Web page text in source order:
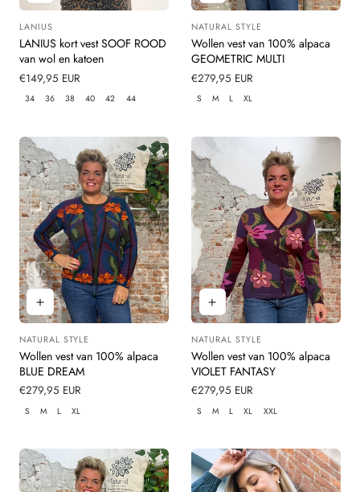
Leverancier:
LANIUS
LANIUS kort vest SOOF ROOD
van wol en katoen
Normale
prijs
€149,95 EUR
34 36 38 40 42 44
Leverancier:
NATURAL STYLE
Wollen vest van 100% alpaca
GEOMETRIC MULTI
Normale
prijs
€279,95 EUR
S M L XL
Leverancier:
NATURAL STYLE
Wollen vest van 100% alpaca
BLUE DREAM
Normale
prijs
€279,95 EUR
S M L XL
Leverancier:
NATURAL STYLE
Wollen vest van 100% alpaca
VIOLET FANTASY
Normale
prijs
€279,95 EUR
S M L XL XXL